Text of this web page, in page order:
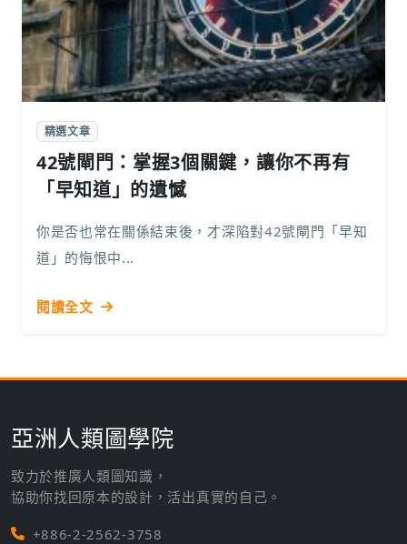
精選文章
42號閘門：掌握3個關鍵，讓你不再有
「早知道」的遺憾
你是否也常在關係結束後，才深陷對42號閘門「早知
道」的悔恨中...
閱讀全文
亞洲人類圖學院
致力於推廣人類圖知識，
協助你找回原本的設計，活出真實的自己。
+886-2-2562-3758